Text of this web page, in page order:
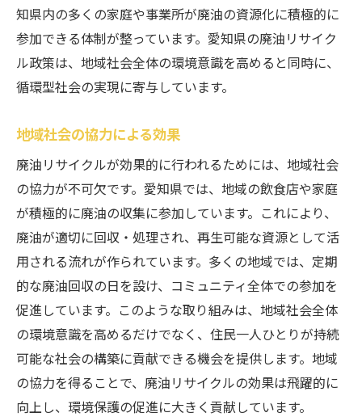
愛知県の持続可能な社会への取り組み
廃油リサイクルの啓発活動
廃油がどのようにバイオ燃料に変わるのか
バイオ燃料製造の基本プロセス
バイオ燃料と環境保護の関係
愛知県のバイオ燃料プラントの現状
バイオ燃料市場の動向
環境保護に貢献する廃油リサイクルの流れ
廃油リサイクルの環境への影響
CO2削減への貢献度
持続可能な資源管理の実践
廃油リサイクルの循環型社会への影響
リサイクルプロセスのエコフレンドリー化
知県内の多くの家庭や事業所が廃油の資源化に積極的に
参加できる体制が整っています。愛知県の廃油リサイク
ル政策は、地域社会全体の環境意識を高めると同時に、
循環型社会の実現に寄与しています。
地域社会の協力による効果
廃油リサイクルが効果的に行われるためには、地域社会
の協力が不可欠です。愛知県では、地域の飲食店や家庭
が積極的に廃油の収集に参加しています。これにより、
廃油が適切に回収・処理され、再生可能な資源として活
用される流れが作られています。多くの地域では、定期
的な廃油回収の日を設け、コミュニティ全体での参加を
促進しています。このような取り組みは、地域社会全体
の環境意識を高めるだけでなく、住民一人ひとりが持続
可能な社会の構築に貢献できる機会を提供します。地域
の協力を得ることで、廃油リサイクルの効果は飛躍的に
向上し、環境保護の促進に大きく貢献しています。